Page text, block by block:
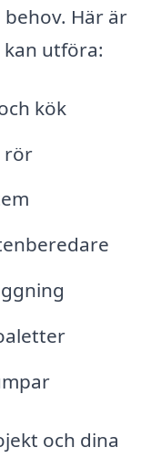
Här är
kan utföra:
kök
rör
och dina